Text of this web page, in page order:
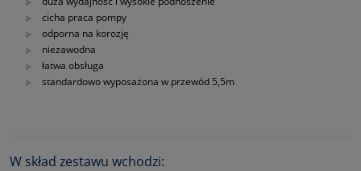
cicha praca pompy
odporna na korozję
niezawodna
łatwa obsługa
standardowo wyposażona w przewód 5,5m
W skład zestawu wchodzi: